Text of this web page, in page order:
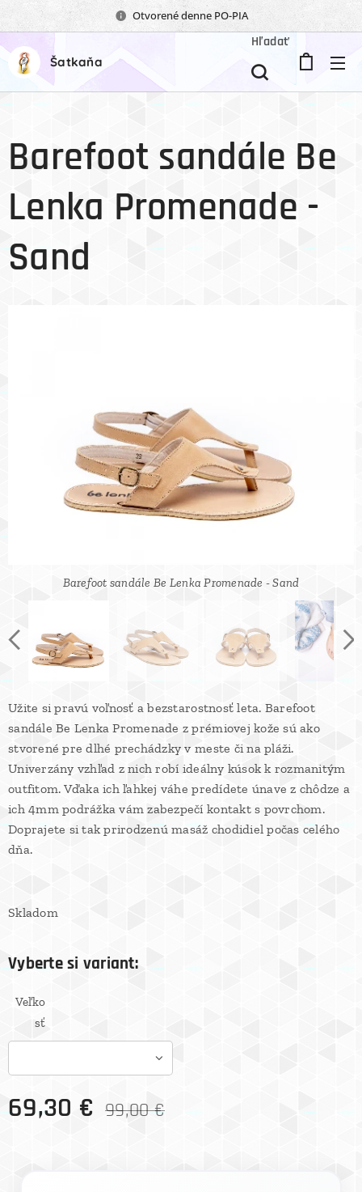
Otvorené denne PO-PIA
Šatkaňa
Hľadať
Barefoot sandále Be
Lenka Promenade -
Sand
Barefoot sandále Be Lenka Promenade - Sand
Barefoot sandále Be Lenka Promenade - Sand
Barefoot sandále Be Lenka Promenade - Sand
Barefoot sandále Be Lenka Promenade - Sand
Užite si pravú voľnosť a bezstarostnosť leta. Barefoot
sandále Be Lenka Promenade z prémiovej kože sú ako
stvorené pre dlhé prechádzky v meste či na pláži.
Univerzány vzhľad z nich robí ideálny kúsok k rozmanitým
outfitom. Vďaka ich ľahkej váhe predídete únave z chôdze a
ich 4mm podrážka vám zabezpečí kontakt s povrchom.
Doprajete si tak prirodzenú masáž chodidiel počas celého
dňa.
Skladom
Vyberte si variant:
Veľko
sť
69,30 € 99,00€